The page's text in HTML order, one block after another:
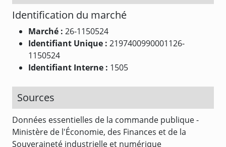
Identification du marché
Marché : 26-1150524
Identifiant Unique : 2197400990001126-
1150524
Identifiant Interne : 1505
Sources
Données essentielles de la commande publique -
Ministère de l'Économie, des Finances et de la
Souveraineté industrielle et numérique